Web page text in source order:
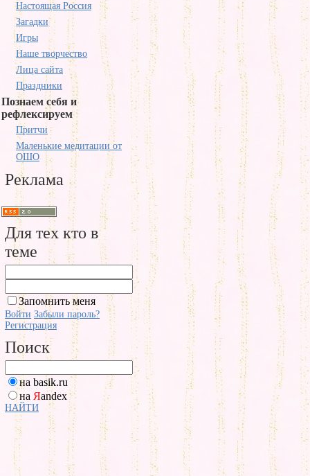
Настоящая Россия
Загадки
Игры
Наше творчество
Лица сайта
Праздники
Познаем себя и
рефлексируем
Притчи
Маленькие медитации от
ОШО
Реклама
Для тех кто в
теме
Запомнить меня
Войти Забыли пароль?
Регистрация
Поиск
на basik.ru
на Яandex
НАЙТИ